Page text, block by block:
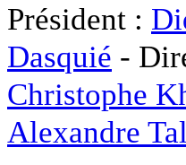
Président :
Dasquié -
Christophe
Alexandre